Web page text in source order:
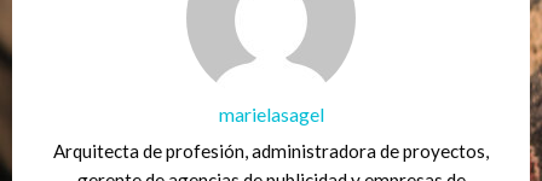
marielasagel
Arquitecta de profesión, administradora de proyectos,